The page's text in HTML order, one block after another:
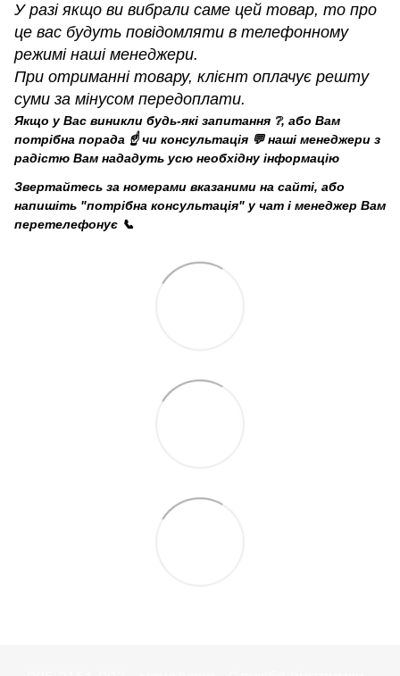
У разі якщо ви вибрали саме цей товар, то про
це вас будуть повідомляти в телефонному
режимі наші менеджери.
При отриманні товару, клієнт оплачує решту
суми за мінусом передоплати.
Якщо у Вас виникли будь-які запитання ❔, або Вам
потрібна порада ☝️ чи консультація 💬 наші менеджери з
радістю Вам нададуть усю необхідну інформацію
Звертайтесь за номерами вказаними на сайті, або
напишіть "потрібна консультація" у чат і менеджер Вам
перетелефонує 📞